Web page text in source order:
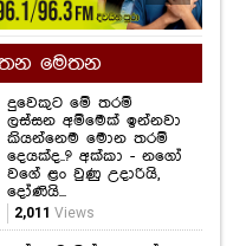
දුවෙකුට මේ තරම්
කියන්නෙම මොන තරම්
දෙයක්ද..? අක්කා - නගෝ
දෝණියි...
2,011Views
ලස්සනට මුල්තැන දුන්
ඇය අනතුරක් ගැන
සිතුවේම නැති තරම්..
වයස අවුරුදු 22 දී